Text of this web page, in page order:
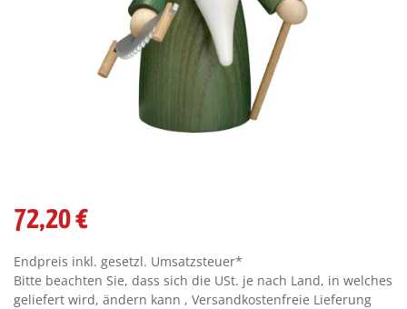
72,20 €
Endpreis inkl. gesetzl. Umsatzsteuer*
Bitte beachten Sie, dass sich die USt. je nach Land, in welches
geliefert wird, ändern kann , Versandkostenfreie Lieferung